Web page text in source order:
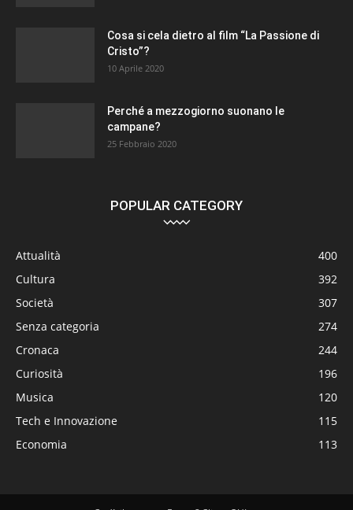
Cosa si cela dietro al film “La Passione di
Cristo”?
10 Aprile 2020
Perché a mezzogiorno suonano le
campane?
25 Febbraio 2020
POPULAR CATEGORY
Attualità
400
Cultura
392
Società
307
Senza categoria
274
Cronaca
244
Curiosità
196
Musica
120
Tech e Innovazione
115
Economia
113